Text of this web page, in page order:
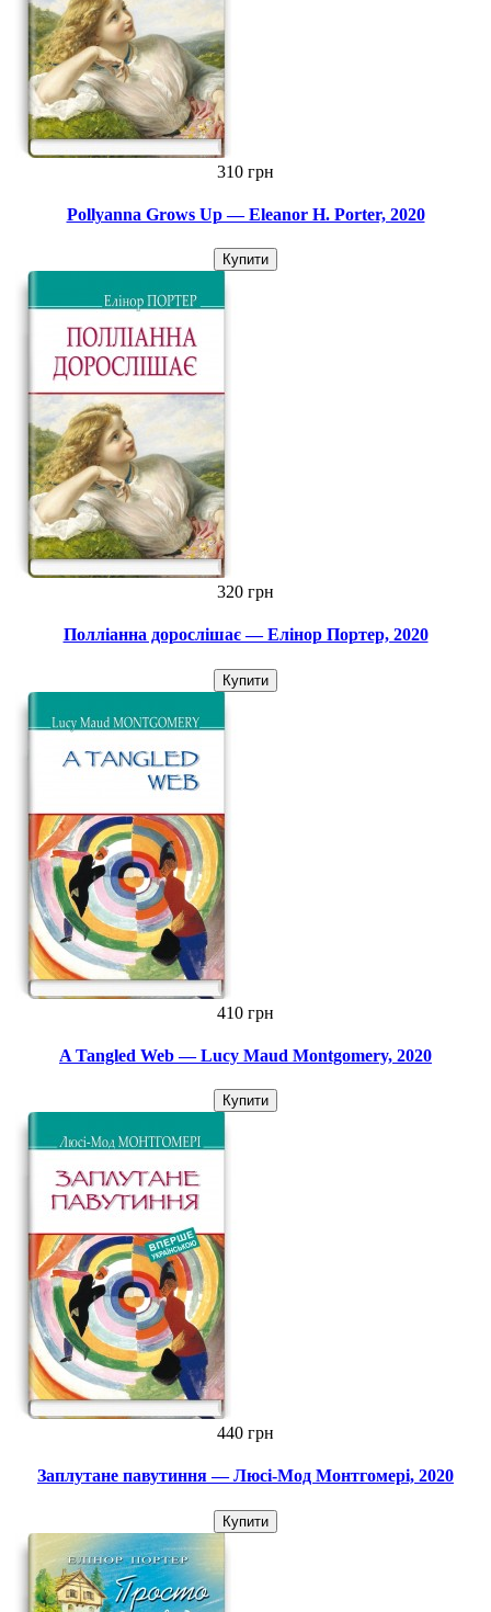
310 грн
Pollyanna Grows Up — Eleanor H. Porter, 2020
Купити
320 грн
Полліанна дорослішає — Елінор Портер, 2020
Купити
410 грн
A Tangled Web — Lucy Maud Montgomery, 2020
Купити
440 грн
Заплутане павутиння — Люсі-Мод Монтгомері, 2020
Купити